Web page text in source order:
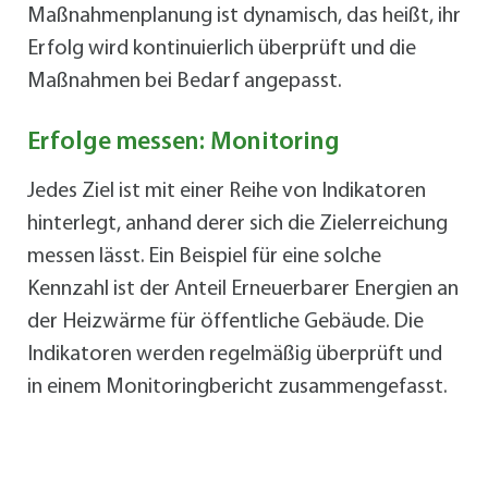
Maßnahmenplanung ist dynamisch, das heißt, ihr
Erfolg wird kontinuierlich überprüft und die
Maßnahmen bei Bedarf angepasst.
Erfolge messen: Monitoring
Jedes Ziel ist mit einer Reihe von Indikatoren
hinterlegt, anhand derer sich die Zielerreichung
messen lässt. Ein Beispiel für eine solche
Kennzahl ist der Anteil Erneuerbarer Energien an
der Heizwärme für öffentliche Gebäude. Die
Indikatoren werden regelmäßig überprüft und
in einem Monitoringbericht zusammengefasst.